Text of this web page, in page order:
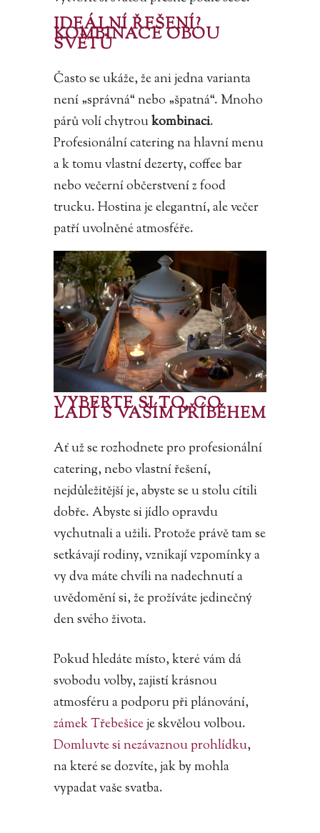
IDEÁLNÍ ŘEŠENÍ?
KOMBINACE OBOU
SVĚTŮ
Často se ukáže, že ani jedna varianta
není „správná“ nebo „špatná“. Mnoho
párů volí chytroukombinaci.
Profesionální catering na hlavní menu
a k tomu vlastní dezerty, coffee bar
nebo večerní občerstvení z food
trucku. Hostina je elegantní, ale večer
patří uvolněné atmosféře.
VYBERTE SI TO, CO
LADÍ S VAŠÍM PŘÍBĚHEM
Ať už se rozhodnete pro profesionální
catering, nebo vlastní řešení,
nejdůležitější je, abyste se u stolu cítili
dobře. Abyste si jídlo opravdu
vychutnali a užili. Protože právě tam se
setkávají rodiny, vznikají vzpomínky a
vy dva máte chvíli na nadechnutí a
uvědomění si, že prožíváte jedinečný
den svého života.
Pokud hledáte místo, které vám dá
svobodu volby, zajistí krásnou
atmosféru a podporu při plánování,
zámek Třebešiceje skvělou volbou.
Domluvte si nezávaznou prohlídku,
na které se dozvíte, jak by mohla
vypadat vaše svatba.